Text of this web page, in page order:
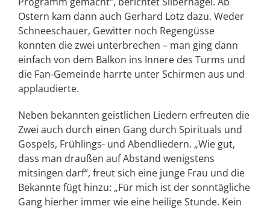
Ostern kam dann auch Gerhard Lotz dazu. Weder
Schneeschauer, Gewitter noch Regengüsse
konnten die zwei unterbrechen – man ging dann
einfach von dem Balkon ins Innere des Turms und
die Fan-Gemeinde harrte unter Schirmen aus und
applaudierte.
Neben bekannten geistlichen Liedern erfreuten die
Zwei auch durch einen Gang durch Spirituals und
Gospels, Frühlings- und Abendliedern. „Wie gut,
dass man draußen auf Abstand wenigstens
mitsingen darf“, freut sich eine junge Frau und die
Bekannte fügt hinzu: „Für mich ist der sonntägliche
Gang hierher immer wie eine heilige Stunde. Kein